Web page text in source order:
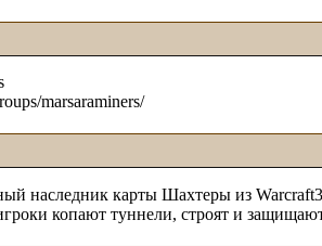
marsaraminers/
наследник карты Шахтеры из
копают туннели, строят и